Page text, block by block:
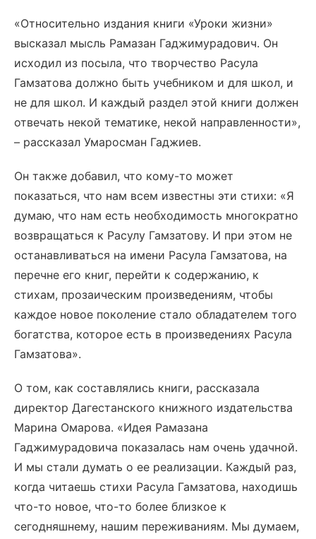
«Относительно издания книги «Уроки жизни»
высказал мысль Рамазан Гаджимурадович. Он
исходил из посыла, что творчество Расула
Гамзатова должно быть учебником и для школ, и
не для школ. И каждый раздел этой книги должен
отвечать некой тематике, некой направленности»,
– рассказал Умаросман Гаджиев.
Он также добавил, что кому-то может
показаться, что нам всем известны эти стихи: «Я
думаю, что нам есть необходимость многократно
возвращаться к Расулу Гамзатову. И при этом не
останавливаться на имени Расула Гамзатова, на
перечне его книг, перейти к содержанию, к
стихам, прозаическим произведениям, чтобы
каждое новое поколение стало обладателем того
богатства, которое есть в произведениях Расула
Гамзатова».
О том, как составлялись книги, рассказала
директор Дагестанского книжного издательства
Марина Омарова. «Идея Рамазана
Гаджимурадовича показалась нам очень удачной.
И мы стали думать о ее реализации. Каждый раз,
когда читаешь стихи Расула Гамзатова, находишь
что-то новое, что-то более близкое к
сегодняшнему, нашим переживаниям. Мы думаем,